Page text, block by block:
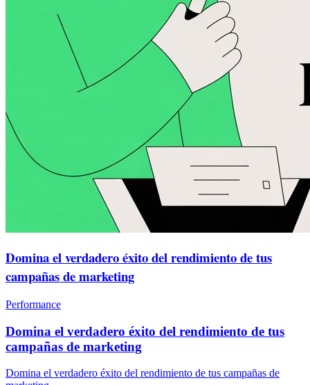
Domina el verdadero éxito del rendimiento de tus
campañas de marketing
Performance
Domina el verdadero éxito del rendimiento de tus
campañas de marketing
Domina el verdadero éxito del rendimiento de tus campañas de